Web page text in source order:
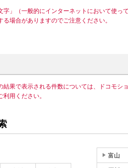
字」（一般的にインターネットにおいて使
場合がありますのでご注意ください。
結果で表示される件数については、ドコモ
用ください。
富山